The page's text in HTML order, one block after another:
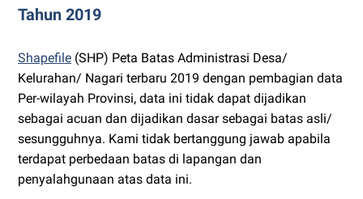
Tahun 2019
Shapefile (SHP) Peta Batas Administrasi Desa/
Kelurahan/ Nagari terbaru 2019 dengan pembagian data
Per-wilayah Provinsi, data ini tidak dapat dijadikan
sebagai acuan dan dijadikan dasar sebagai batas asli/
sesungguhnya. Kami tidak bertanggung jawab apabila
terdapat perbedaan batas di lapangan dan
penyalahgunaan atas data ini.